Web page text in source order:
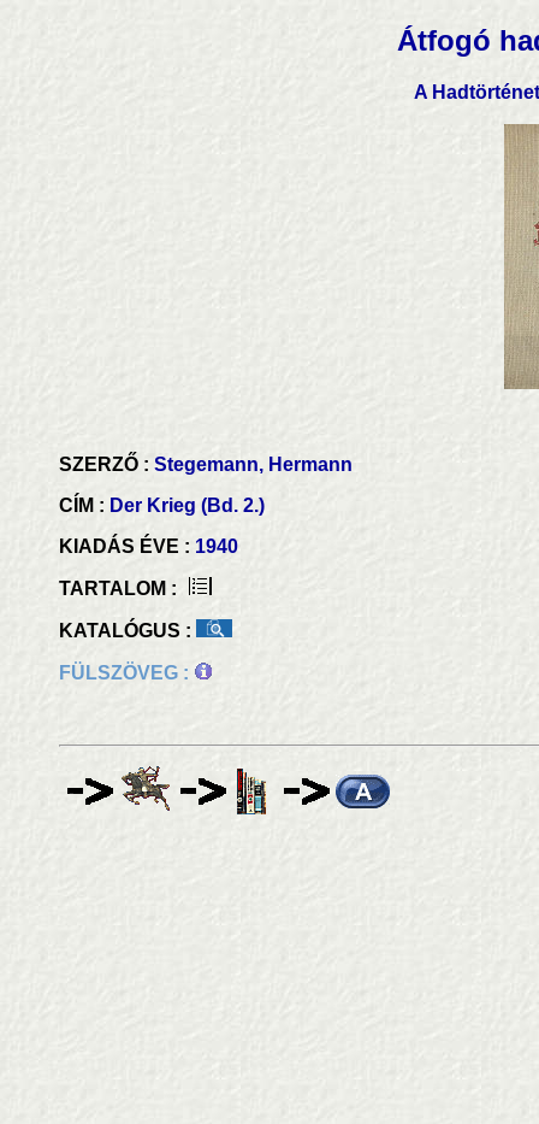
Átfogó
A
SZERZŐ : Stegemann, Hermann
CÍM : Der Krieg (Bd. 2.)
KIADÁS ÉVE : 1940
TARTALOM :
KATALÓGUS :
FÜLSZÖVEG :